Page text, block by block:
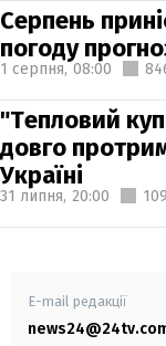
Серпень
погоду
1 серпня, 08:00
"Тепловий
довго
Україні
31 липня, 20:00
E-mail редакції